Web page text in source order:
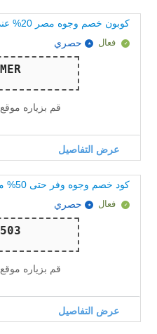
كوبون خصم وجوه مصر 20% عند الشراء بقيمة 10 ألاف جنيه
فعال حصري
قم بزياره موقع
عرض التفاصيل
كود خصم وجوه وفر حتى 50% مع عروض وجوه الجمعة البيضاء
فعال حصري
قم بزياره موقع
عرض التفاصيل